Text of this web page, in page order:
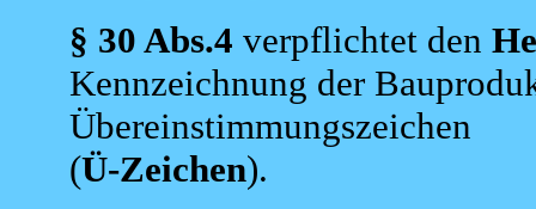
§ 30 Abs.4 verpflichtet den
Kennzeichnung der
Übereinstimmungszeichen
(Ü-Zeichen).